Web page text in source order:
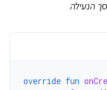
הנעילה
override fun